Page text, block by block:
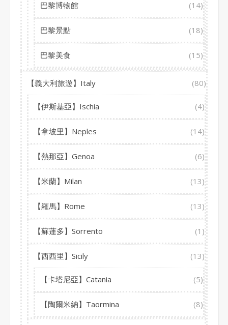
巴黎博物館 (14)
巴黎景點 (18)
巴黎美食 (15)
【義大利旅遊】Italy (80)
【伊斯基亞】Ischia (4)
【拿坡里】Neples (14)
【熱那亞】Genoa (6)
【米蘭】Milan (13)
【羅馬】Rome (13)
【蘇蓮多】Sorrento (1)
【西西里】Sicily (13)
【卡塔尼亞】Catania (5)
【陶爾米納】Taormina (8)